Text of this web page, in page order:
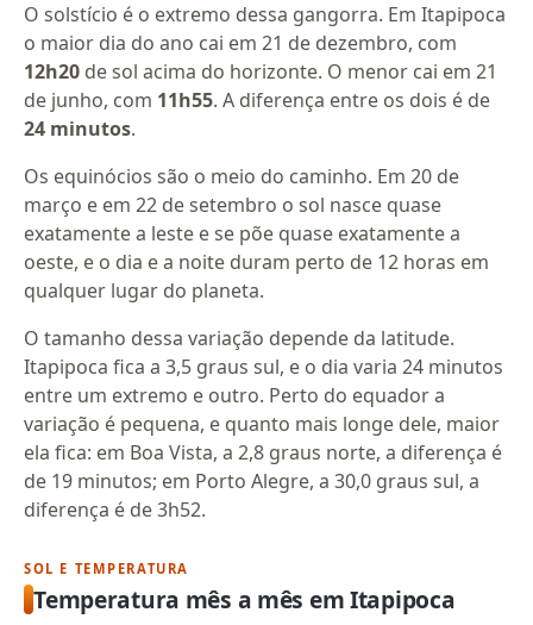
O solstício é o extremo dessa gangorra. Em Itapipoca
o maior dia do ano cai em 21 de dezembro, com
12h20 de sol acima do horizonte. O menor cai em 21
de junho, com 11h55. A diferença entre os dois é de
24 minutos.
Os equinócios são o meio do caminho. Em 20 de
março e em 22 de setembro o sol nasce quase
exatamente a leste e se põe quase exatamente a
oeste, e o dia e a noite duram perto de 12 horas em
qualquer lugar do planeta.
O tamanho dessa variação depende da latitude.
Itapipoca fica a 3,5 graus sul, e o dia varia 24 minutos
entre um extremo e outro. Perto do equador a
variação é pequena, e quanto mais longe dele, maior
ela fica: em Boa Vista, a 2,8 graus norte, a diferença é
de 19 minutos; em Porto Alegre, a 30,0 graus sul, a
diferença é de 3h52.
SOL E TEMPERATURA
Temperatura mês a mês em Itapipoca